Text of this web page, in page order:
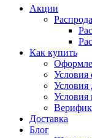
Акции
Как купить
Условия
Условия
Условия
Доставка
Блог